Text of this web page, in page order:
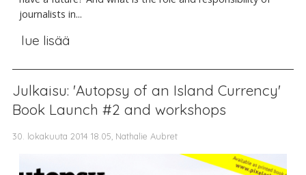
journalists in...
lue lisää
Julkaisu: 'Autopsy of an Island Currency'
Book Launch #2 and workshops
30. lokakuuta 2014 18.05, Nathalie Aubret